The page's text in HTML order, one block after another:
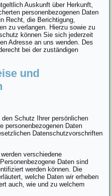
Auskunft über Herkunft,
personenbezogenen Daten
Recht, die Berichtigung,
zu verlangen. Hierzu sowie zu
können Sie sich jederzeit
Adresse an uns wenden. Des
bei der zuständigen
und
Schutz Ihrer persönlichen
personenbezogenen Daten
Datenschutzvorschriften
verschiedene
Daten sind
werden können. Die
welche Daten wir erheben
auch, wie und zu welchem